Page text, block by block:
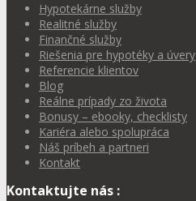
Hypotekárne služby
Realitné služby
Finančné služby
Riešenia pre hypotéky a úvery
Referencie klientov
Blog
Reálne prípady zo života
Bonusy – ebooky, checklisty
Kariéra alebo spolupráca
Náš príbeh a partneri
Kontakt
Kontaktujte nás :